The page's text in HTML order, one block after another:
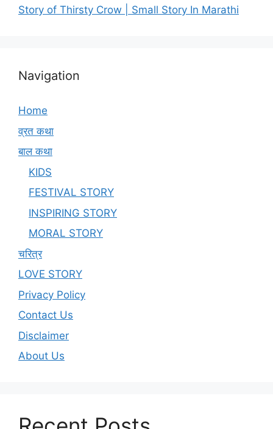
Story of Thirsty Crow | Small Story In Marathi
Navigation
Home
व्रत कथा
बाल कथा
KIDS
FESTIVAL STORY
INSPIRING STORY
MORAL STORY
चरित्र
LOVE STORY
Privacy Policy
Contact Us
Disclaimer
About Us